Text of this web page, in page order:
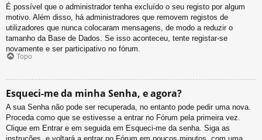
É possível que o administrador tenha excluído o seu registo por algum
motivo. Além disso, há administradores que removem registos de
utilizadores que nunca colocaram mensagens, de modo a reduzir o
tamanho da Base de Dados. Se isso aconteceu, tente registar-se
novamente e ser participativo no fórum.
Topo
Esqueci-me da minha Senha, e agora?
A sua Senha não pode ser recuperada, no entanto pode pedir uma nova.
Proceda como que se estivesse a entrar no Fórum pela primeira vez.
Clique em Entrar e em seguida em Esqueci-me da senha. Siga as